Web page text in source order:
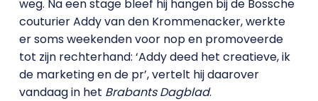
weg. Na een stage bleef hij hangen bij de Bossche
couturier Addy van den Krommenacker, werkte
er soms weekenden voor nop en promoveerde
tot zijn rechterhand: ‘Addy deed het creatieve, ik
de marketing en de pr’, vertelt hij daarover
vandaag in het Brabants Dagblad.